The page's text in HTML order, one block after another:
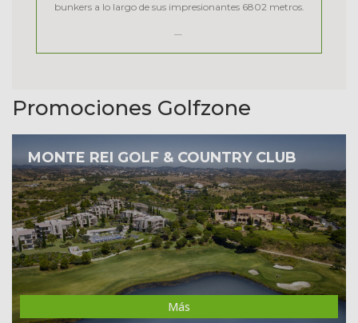
bunkers a lo largo de sus impresionantes 6802 metros.
Promociones Golfzone
MONTE REI GOLF & COUNTRY CLUB
Más